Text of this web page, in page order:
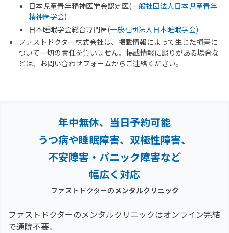
日本児童青年精神医学会認定医(一般社団法人日本児童青年
精神医学会)
日本睡眠学会総合専門医(一般社団法人日本睡眠学会)
ファストドクター株式会社は、掲載情報によって生じた損害に
ついて一切の責任を負いません。掲載情報に誤りがある場合な
どは、お問い合わせフォームからご連絡ください。
年中無休、当日予約可能
うつ病や睡眠障害、双極性障害、
不安障害・パニック障害など
幅広く対応
ファストドクターのメンタルクリニック
ファストドクターのメンタルクリニックはオンライン完結
で通院不要。